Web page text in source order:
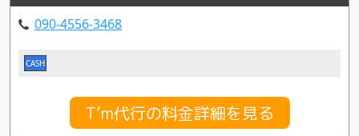
090-4556-3468
CASH
T’m代行の料金詳細を見る